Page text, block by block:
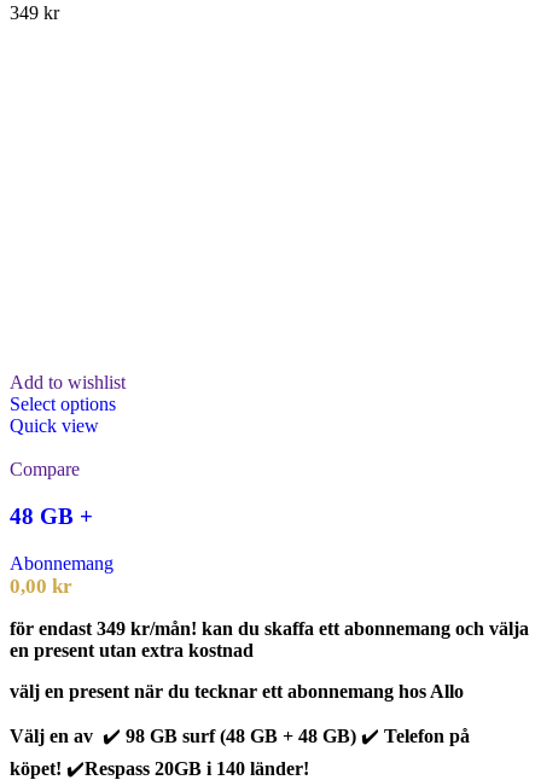
349 kr
Add to wishlist
Select options
Quick view
Compare
48 GB +
Abonnemang
0,00 kr
för endast 349 kr/mån! kan du skaffa ett abonnemang och välja
en present utan extra kostnad
välj en present när du tecknar ett abonnemang hos Allo
Välj en av ✔️ 98 GB surf (48 GB + 48 GB) ✔️ Telefon på
köpet! ✔️Respass 20GB i 140 länder!